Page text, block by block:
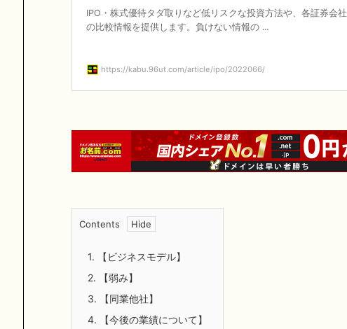
IPO・株式優待タダ取りなど低リスクな投資方法や、各証券会社
の比較情報を提供します。負けない情報の ...
https://kabu.96ut.com/article/ipo/2022066/
Contents
1. 【ビジネスモデル】
2. 【弱み】
3. 【同業他社】
4. 【今後の業績について】